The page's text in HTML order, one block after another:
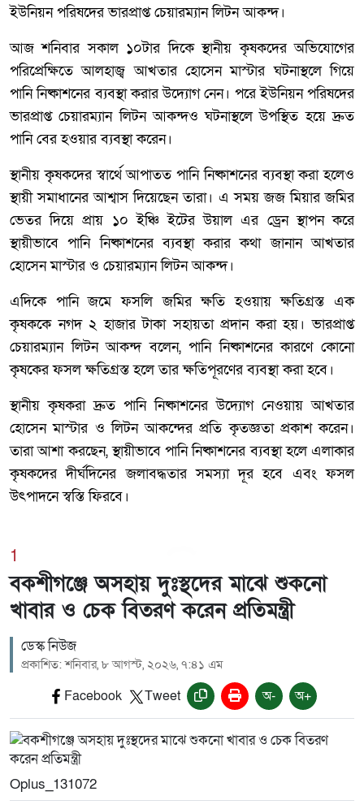
ইউনিয়ন পরিষদের ভারপ্রাপ্ত চেয়ারম্যান লিটন আকন্দ।
আজ শনিবার সকাল ১০টার দিকে স্থানীয় কৃষকদের অভিযোগের
পরিপ্রেক্ষিতে আলহাজ্ব আখতার হোসেন মাস্টার ঘটনাস্থলে গিয়ে
পানি নিষ্কাশনের ব্যবস্থা করার উদ্যোগ নেন। পরে ইউনিয়ন পরিষদের
ভারপ্রাপ্ত চেয়ারম্যান লিটন আকন্দও ঘটনাস্থলে উপস্থিত হয়ে দ্রুত
পানি বের হওয়ার ব্যবস্থা করেন।
স্থানীয় কৃষকদের স্বার্থে আপাতত পানি নিষ্কাশনের ব্যবস্থা করা হলেও
স্থায়ী সমাধানের আশ্বাস দিয়েছেন তারা। এ সময় জজ মিয়ার জমির
ভেতর দিয়ে প্রায় ১০ ইঞ্চি ইটের উয়াল এর ড্রেন স্থাপন করে
স্থায়ীভাবে পানি নিষ্কাশনের ব্যবস্থা করার কথা জানান আখতার
হোসেন মাস্টার ও চেয়ারম্যান লিটন আকন্দ।
এদিকে পানি জমে ফসলি জমির ক্ষতি হওয়ায় ক্ষতিগ্রস্ত এক
কৃষককে নগদ ২ হাজার টাকা সহায়তা প্রদান করা হয়। ভারপ্রাপ্ত
চেয়ারম্যান লিটন আকন্দ বলেন, পানি নিষ্কাশনের কারণে কোনো
কৃষকের ফসল ক্ষতিগ্রস্ত হলে তার ক্ষতিপূরণের ব্যবস্থা করা হবে।
স্থানীয় কৃষকরা দ্রুত পানি নিষ্কাশনের উদ্যোগ নেওয়ায় আখতার
হোসেন মাস্টার ও লিটন আকন্দের প্রতি কৃতজ্ঞতা প্রকাশ করেন।
তারা আশা করছেন, স্থায়ীভাবে পানি নিষ্কাশনের ব্যবস্থা হলে এলাকার
কৃষকদের দীর্ঘদিনের জলাবদ্ধতার সমস্যা দূর হবে এবং ফসল
উৎপাদনে স্বস্তি ফিরবে।
1
বকশীগঞ্জে অসহায় দুঃস্থদের মাঝে শুকনো
খাবার ও চেক বিতরণ করেন প্রতিমন্ত্রী
ডেস্ক নিউজ
প্রকাশিত: শনিবার, ৮ আগস্ট, ২০২৬, ৭:৪১ এম
Facebook Tweet অ- অ+
Oplus_131072